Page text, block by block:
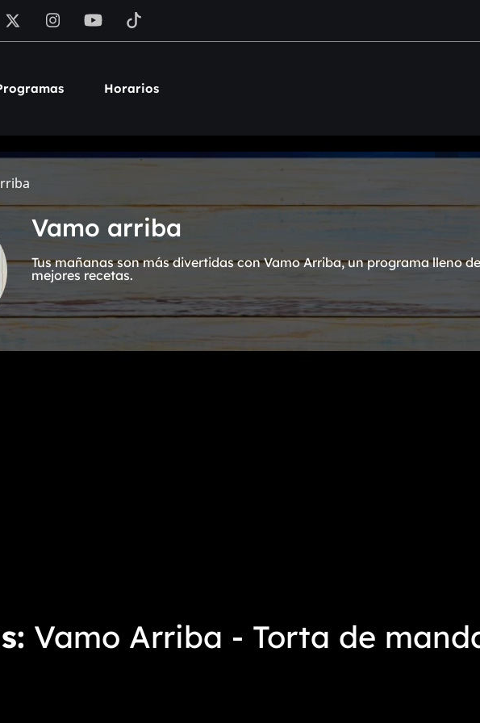
Horarios
Vamo arriba
Tus mañanas son más divertidas con Vamo Arriba, un programa lleno
mejores recetas.
Vamo Arriba - Torta de